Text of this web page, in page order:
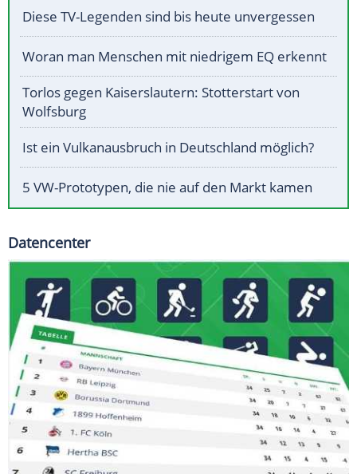
Diese TV-Legenden sind bis heute unvergessen
Woran man Menschen mit niedrigem EQ erkennt
Torlos gegen Kaiserslautern: Stotterstart von
Wolfsburg
Ist ein Vulkanausbruch in Deutschland möglich?
5 VW-Prototypen, die nie auf den Markt kamen
Datencenter